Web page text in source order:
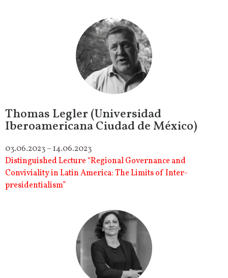
Thomas Legler (Universidad
Iberoamericana Ciudad de México)
03.06.2023 – 14.06.2023
Distinguished Lecture “Regional Governance and
Conviviality in Latin America: The Limits of Inter-
presidentialism”